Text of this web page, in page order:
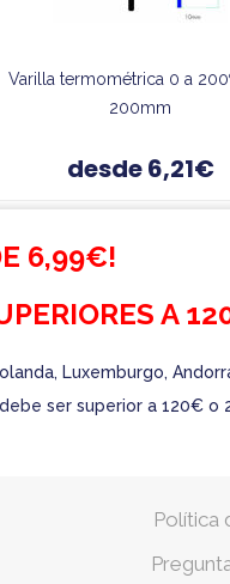
Varilla termométrica 0 a
200mm
desde 6,21€
6,99€!
A
Luxemburgo,
ser superior a 120€ o
Política